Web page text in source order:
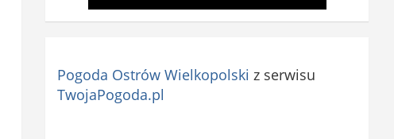
Pogoda Ostrów Wielkopolski z serwisu
TwojaPogoda.pl